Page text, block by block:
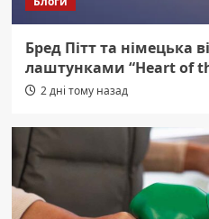
Бред Пітт та німецька
лаштунками “Heart of
2 дні тому назад